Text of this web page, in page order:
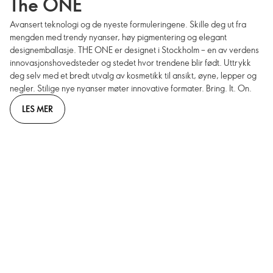
Avansert teknologi og de nyeste formuleringene. Skille deg ut fra
mengden med trendy nyanser, høy pigmentering og elegant
designemballasje. THE ONE er designet i Stockholm – en av verdens
innovasjonshovedsteder og stedet hvor trendene blir født. Uttrykk
deg selv med et bredt utvalg av kosmetikk til ansikt, øyne, lepper og
negler. Stilige nye nyanser møter innovative formater. Bring. It. On.
LES MER